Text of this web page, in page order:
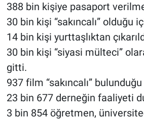
388 bin kişiye pasaport
30 bin kişi “sakıncalı” olduğu
14 bin kişi yurttaşlıktan
30 bin kişi “siyasi mülteci”
gitti.
937 film “sakıncalı”
23 bin 677 derneğin faaliyeti
3 bin 854 öğretmen,